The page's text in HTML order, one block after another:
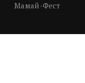
Мамай-Фест